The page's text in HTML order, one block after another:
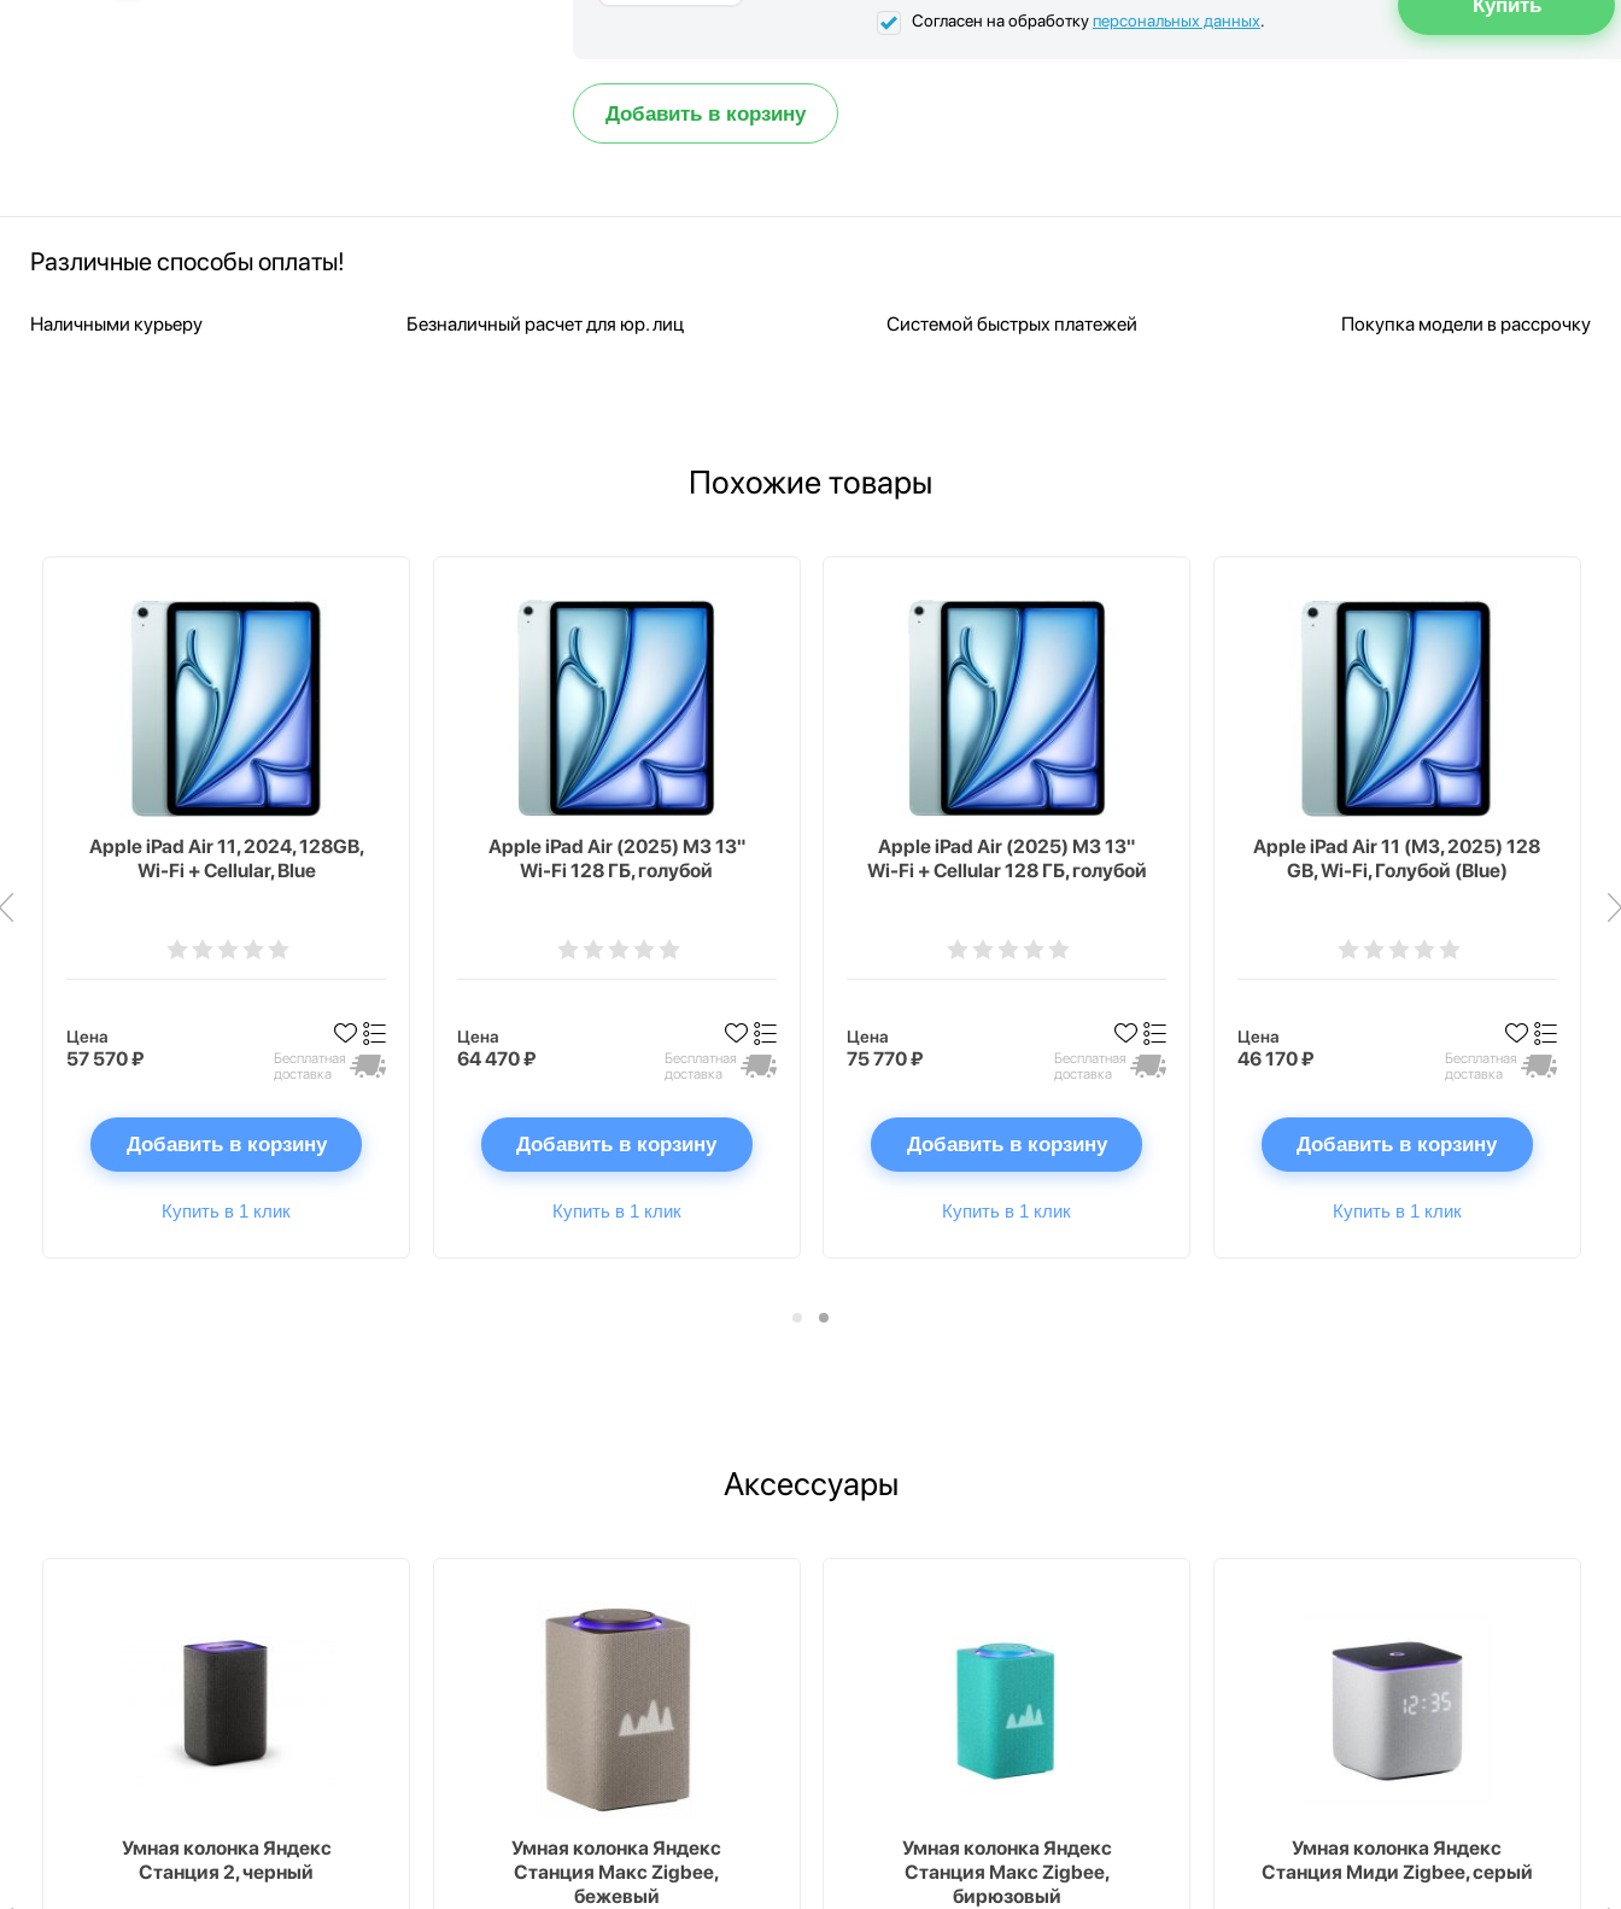
Согласен на обработкуперсональных данных.
Добавить в корзину
Различные способы оплаты!
Наличными курьеру Безналичный расчет для юр. лиц Системой быстрых платежей Покупка модели в рассрочку
Похожие товары
Apple iPad Air 11, 2024, 128GB,
Wi-Fi + Cellular, Blue
Цена
57 570 ₽
Бесплатная
доставка
Добавить в корзину
Купить в 1 клик
Apple iPad Air (2025) M3 13"
Wi-Fi 128 ГБ, голубой
Цена
64 470 ₽
Бесплатная
доставка
Добавить в корзину
Купить в 1 клик
Apple iPad Air (2025) M3 13"
Wi-Fi + Cellular 128 ГБ, голубой
Цена
75 770 ₽
Бесплатная
доставка
Добавить в корзину
Купить в 1 клик
Apple iPad Air 11 (M3, 2025) 128
GB, Wi-Fi, Голубой (Blue)
Цена
46 170 ₽
Бесплатная
доставка
Добавить в корзину
Купить в 1 клик
Аксессуары
Умная колонка Яндекс
Станция 2, черный
Умная колонка Яндекс
Станция Макс Zigbee,
бежевый
Умная колонка Яндекс
Станция Макс Zigbee,
бирюзовый
Умная колонка Яндекс
Станция Миди Zigbee, серый